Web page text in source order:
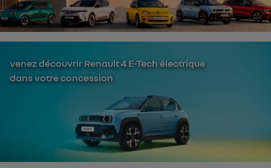
venez découvrir Renault 4 E-Tech électrique
dans votre concession